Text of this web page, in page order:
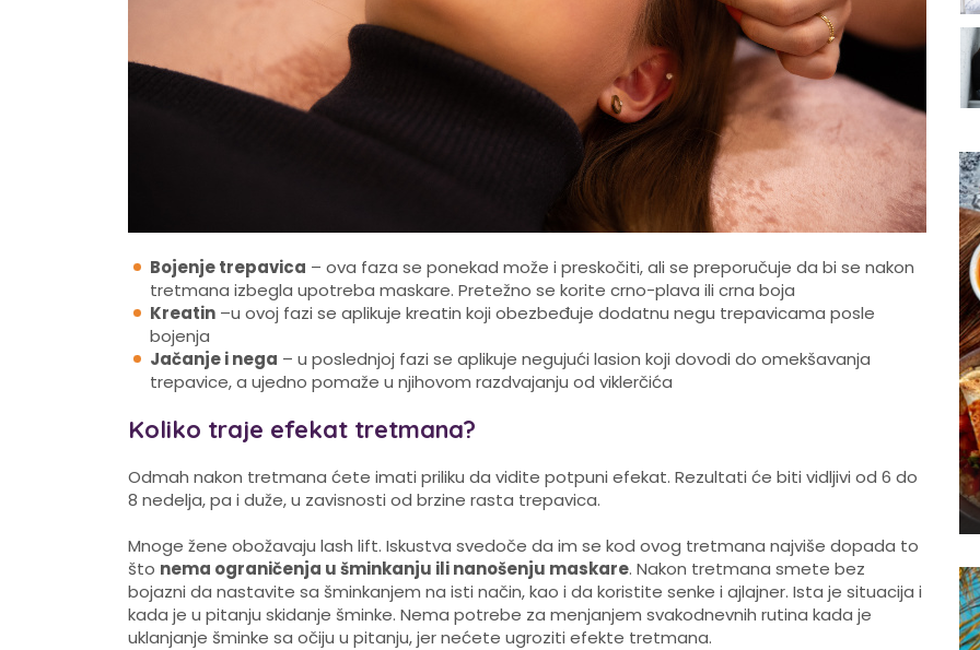
Bojenje trepavica – ova faza se ponekad može i preskočiti, ali se preporučuje da bi se nakon
tretmana izbegla upotreba maskare. Pretežno se korite crno-plava ili crna boja
Kreatin –u ovoj fazi se aplikuje kreatin koji obezbeđuje dodatnu negu trepavicama posle
bojenja
Jačanje i nega – u poslednjoj fazi se aplikuje negujući lasion koji dovodi do omekšavanja
trepavice, a ujedno pomaže u njihovom razdvajanju od viklerčića
Koliko traje efekat tretmana?
Odmah nakon tretmana ćete imati priliku da vidite potpuni efekat. Rezultati će biti vidljivi od 6 do
8 nedelja, pa i duže, u zavisnosti od brzine rasta trepavica.
Mnoge žene obožavaju lash lift. Iskustva svedoče da im se kod ovog tretmana najviše dopada to
što nema ograničenja u šminkanju ili nanošenju maskare. Nakon tretmana smete bez
bojazni da nastavite sa šminkanjem na isti način, kao i da koristite senke i ajlajner. Ista je situacija i
kada je u pitanju skidanje šminke. Nema potrebe za menjanjem svakodnevnih rutina kada je
uklanjanje šminke sa očiju u pitanju, jer nećete ugroziti efekte tretmana.